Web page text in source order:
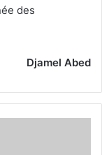
des
Djamel Abed